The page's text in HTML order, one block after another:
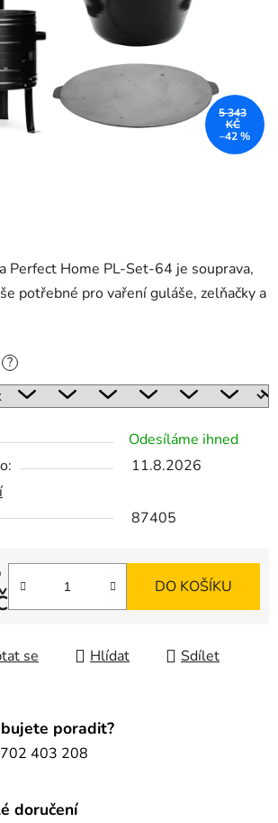
Perfect Home PL-Set-64 je souprava,
potřebné pro vaření guláše, zelňačky a
?
Odesíláme ihned
11.8.2026
87405
DO KOŠÍKU
se Hlídat Sdílet
5 343
KČ
–42 %
poradit?
403 208
doručení